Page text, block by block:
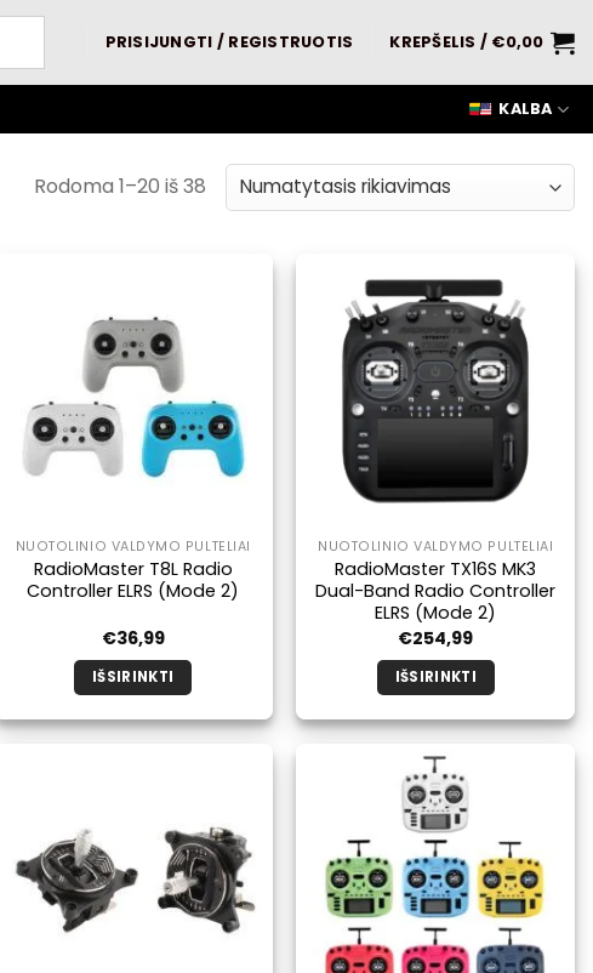
PRISIJUNGTI / REGISTRUOTIS KREPŠELIS / €0,00
KALBA
Rodoma 1–20 iš 38
NUOTOLINIO VALDYMO PULTELIAI
RadioMaster T8L Radio
Controller ELRS (Mode 2)
€36,99
IŠSIRINKTI
produktas
Galimybe
galite
pasirinkti
NUOTOLINIO VALDYMO PULTELIAI
RadioMaster TX16S MK3
Dual-Band Radio Controller
ELRS (Mode 2)
€254,99
IŠSIRINKTI
produktas
turi
kelis
variantus.
Galimybe
galite
pasirinkti
produkto
puslapyje.